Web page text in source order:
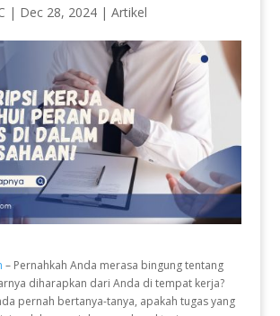
| Dec 28, 2024| Artikel
– Pernahkah Anda merasa bingung tentang
diharapkan dari Anda di tempat kerja?
pernah bertanya-tanya, apakah tugas yang